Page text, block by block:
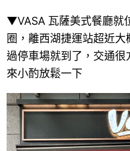
▼VASA 瓦薩美式餐廳就
圈，離西湖捷運站超近
過停車場就到了，交通
來小酌放鬆一下